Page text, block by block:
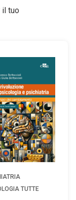
il tuo
TUTTE